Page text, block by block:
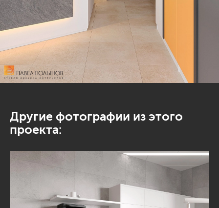
Другие фотографии из этого
проекта: